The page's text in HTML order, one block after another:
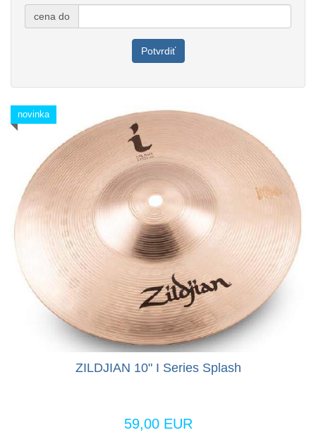
cena do
Potvrdiť
novinka
ZILDJIAN 10" I Series Splash
59,00 EUR